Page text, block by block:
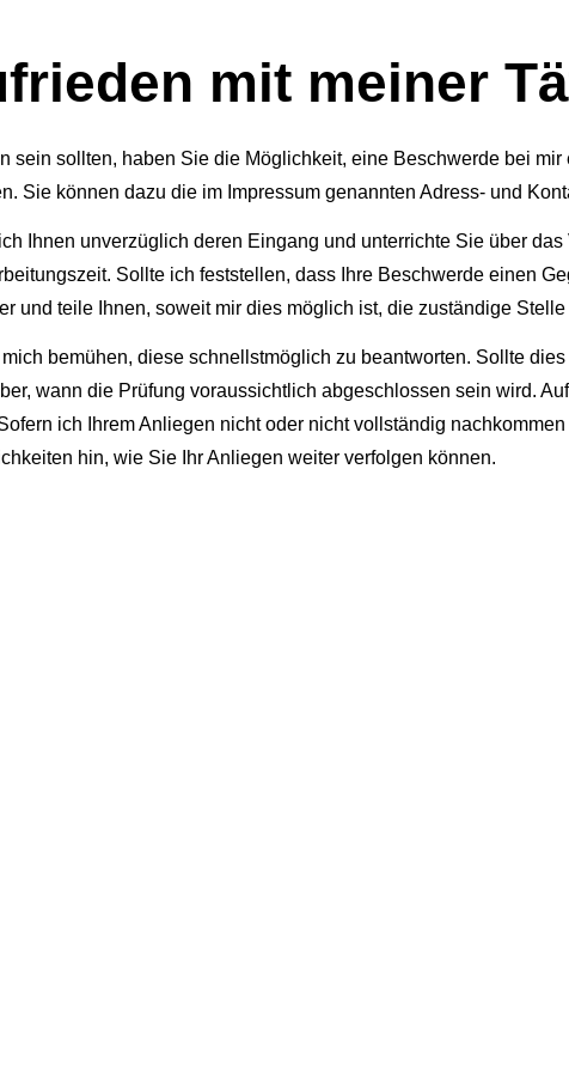
mit meiner
sein sollten, haben Sie die Möglichkeit, eine Beschwerde bei
Sie können dazu die im Impressum genannten Adress- und
Ihnen unverzüglich deren Eingang und unterrichte Sie über das
Sollte ich feststellen, dass Ihre Beschwerde einen
und teile Ihnen, soweit mir dies möglich ist, die zuständige Stelle
bemühen, diese schnellstmöglich zu beantworten. Sollte
wann die Prüfung voraussichtlich abgeschlossen sein wird.
ich Ihrem Anliegen nicht oder nicht vollständig
hin, wie Sie Ihr Anliegen weiter verfolgen können.